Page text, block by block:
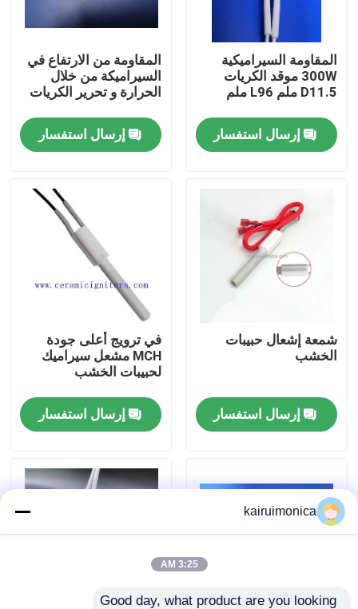
المنزل
أشرطة فيديو
معلومات عنا
جولة في المعمل
اتصل بنا
اطلب اقتباس
المقاومة السيراميكية
300W موقد الكريات
D11.5 ملم L96 ملم
إرسال استفسار
المقاومة من الارتفاع في
السيراميكة من خلال
الحرارة و تحرير الكريات
إرسال استفسار
شمعة إشعال حبيبات
الخشب
إرسال استفسار
في ترويج أعلى جودة
MCH مشعل سيراميك
لحبيبات الخشب
إرسال استفسار
kairuimonica
3:25 AM
Good day, what product are you looking